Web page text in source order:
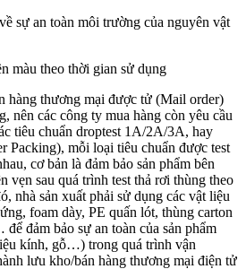
sự an toàn môi trường của nguyên vật
màu theo thời gian sử dụng
hàng thương mại được tử (Mail order)
nên các công ty mua hàng còn yêu cầu
tiêu chuẩn droptest 1A/2A/3A, hay
Packing), mỗi loại tiêu chuẩn được test
cơ bản là đảm bảo sản phẩm bên
vẹn sau quá trình test thả rơi thùng theo
nhà sản xuất phải sử dụng các vật liệu
foam dày, PE quấn lót, thùng carton
đảm bảo sự an toàn của sản phẩm
kính, gỗ…) trong quá trình vận
lưu kho/bán hàng thương mại điện tử